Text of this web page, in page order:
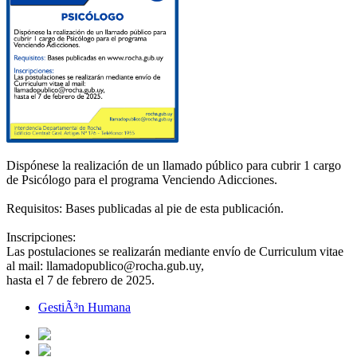
Dispónese la realización de un llamado público para cubrir 1 cargo
de Psicólogo para el programa Venciendo Adicciones.
Requisitos: Bases publicadas al pie de esta publicación.
Inscripciones:
Las postulaciones se realizarán mediante envío de Curriculum vitae
al mail: llamadopublico@rocha.gub.uy,
hasta el 7 de febrero de 2025.
GestiÃ³n Humana